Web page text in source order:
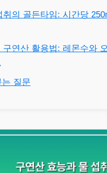
취의 골든타임: 시간당
구연산 활용법: 레몬수와
질문